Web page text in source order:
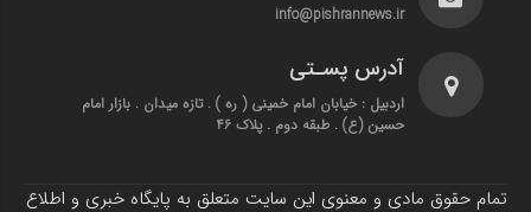
info@pishrannews.ir
آدرس پسـتی
اردبیل : خیابان امام خمینی ( ره ) . تازه میدان . بازار امام
حسین (ع) . طبقه دوم . پلاک 46
تمام حقوق مادی و معنوی این سایت متعلق به پایگاه خبری و اطلاع